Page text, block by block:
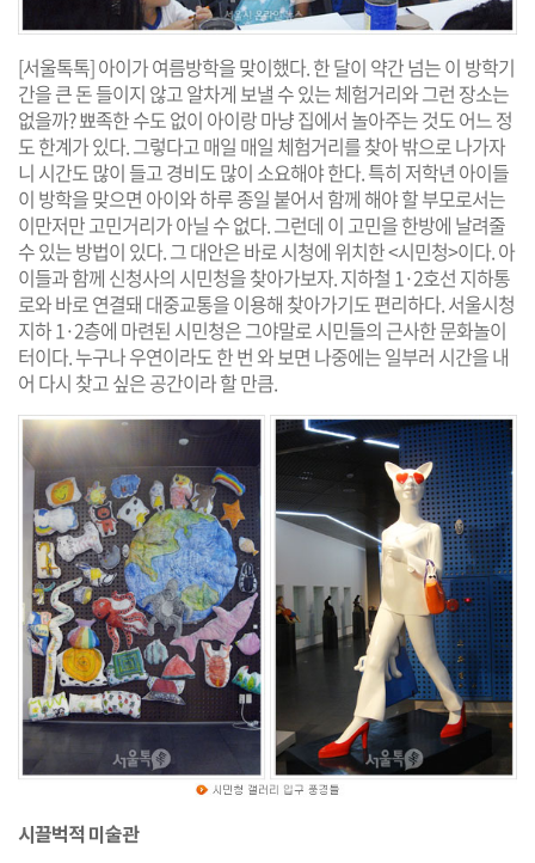
[서울톡톡] 아이가 여름방학을 맞이했다. 한 달이 약간 넘는 이 방학기
간을 큰 돈 들이지 않고 알차게 보낼 수 있는 체험거리와 그런 장소는
없을까? 뾰족한 수도 없이 아이랑 마냥 집에서 놀아주는 것도 어느 정
도 한계가 있다. 그렇다고 매일 매일 체험거리를 찾아 밖으로 나가자
니 시간도 많이 들고 경비도 많이 소요해야 한다. 특히 저학년 아이들
이 방학을 맞으면 아이와 하루 종일 붙어서 함께 해야 할 부모로서는
이만저만 고민거리가 아닐 수 없다. 그런데 이 고민을 한방에 날려줄
수 있는 방법이 있다. 그 대안은 바로 시청에 위치한 <시민청>이다. 아
이들과 함께 신청사의 시민청을 찾아가보자. 지하철 1·2호선 지하통
로와 바로 연결돼 대중교통을 이용해 찾아가기도 편리하다. 서울시청
지하 1·2층에 마련된 시민청은 그야말로 시민들의 근사한 문화놀이
터이다. 누구나 우연이라도 한 번 와 보면 나중에는 일부러 시간을 내
어 다시 찾고 싶은 공간이라 할 만큼.
시끌벅적 미술관